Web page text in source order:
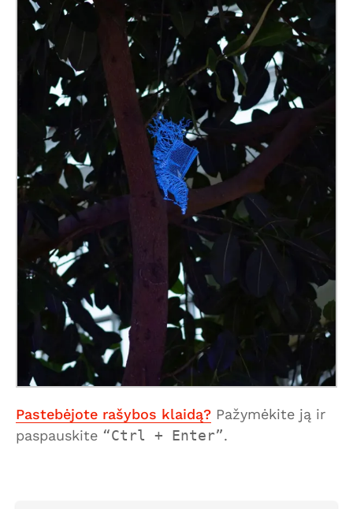
Pastebėjote rašybos klaidą? Pažymėkite ją ir
paspauskite
Ctrl + Enter .